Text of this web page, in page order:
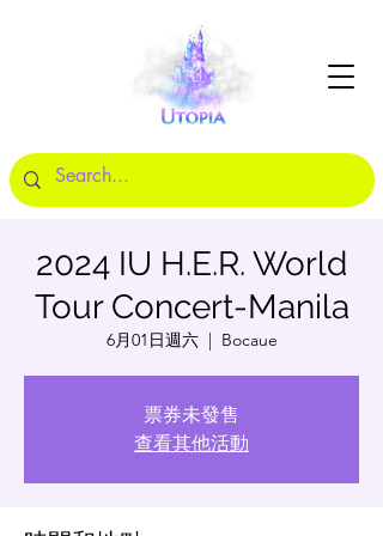
2024 IU H.E.R. World
Tour Concert-Manila
6月01日週六
  |
Bocaue
票券未發售
查看其他活動